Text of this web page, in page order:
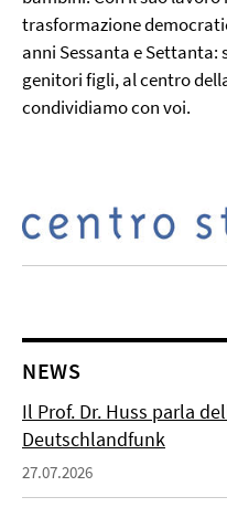
trasformazione
anni Sessanta e
genitori figli, al centro
condividiamo con voi.
NEWS
Il Prof. Dr. Huss parla
Deutschlandfunk
27.07.2026